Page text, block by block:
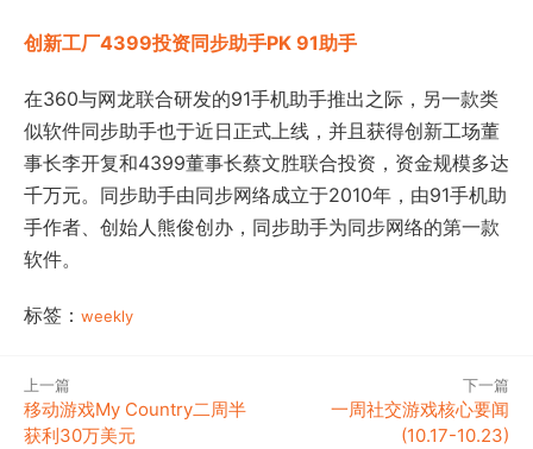
创新工厂4399投资同步助手PK 91助手
在360与网龙联合研发的91手机助手推出之际，另一款类
似软件同步助手也于近日正式上线，并且获得创新工场董
事长李开复和4399董事长蔡文胜联合投资，资金规模多达
千万元。同步助手由同步网络成立于2010年，由91手机助
手作者、创始人熊俊创办，同步助手为同步网络的第一款
软件。
标签： weekly
上一篇
移动游戏My Country二周半
获利30万美元
下一篇
一周社交游戏核心要闻
(10.17-10.23)